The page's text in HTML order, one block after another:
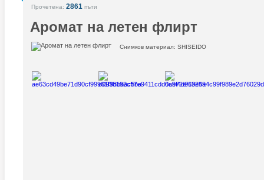
Прочетена: 2861 пъти
Аромат на летен флирт
Снимков материал: SHISEIDO